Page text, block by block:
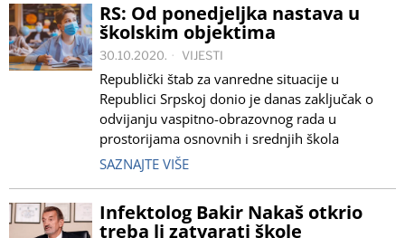
RS: Od ponedjeljka nastava u
školskim objektima
30.10.2020. VIJESTI
Republički štab za vanredne situacije u
Republici Srpskoj donio je danas zaključak o
odvijanju vaspitno-obrazovnog rada u
prostorijama osnovnih i srednjih škola
SAZNAJTE VIŠE
Infektolog Bakir Nakaš otkrio
treba li zatvarati škole